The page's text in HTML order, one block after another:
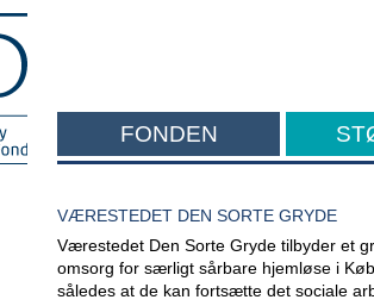
FONDEN
VÆRESTEDET DEN SORTE GRYDE
Værestedet Den Sorte Gryde tilbyder et
omsorg for særligt sårbare hjemløse i
således at de kan fortsætte det sociale